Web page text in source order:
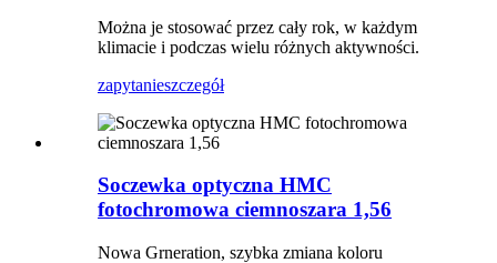
Można je stosować przez cały rok, w każdym
klimacie i podczas wielu różnych aktywności.
zapytanieszczegół
Soczewka optyczna HMC
fotochromowa ciemnoszara 1,56
Nowa Grneration, szybka zmiana koloru